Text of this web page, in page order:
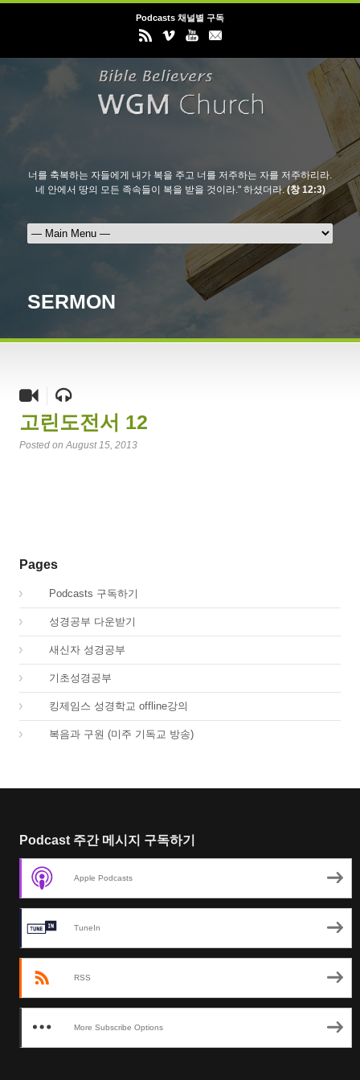
Podcasts 채널별 구독
너를 축복하는 자들에게 내가 복을 주고 너를 저주하는 자를 저주하리라.
네 안에서 땅의 모든 족속들이 복을 받을 것이라." 하셨더라.(창 12:3)
SERMON
고린도전서 12
Posted on August 15, 2013
Pages
Podcasts 구독하기
성경공부 다운받기
새신자 성경공부
기초성경공부
킹제임스 성경학교 offline강의
복음과 구원 (미주 기독교 방송)
Podcast 주간 메시지 구독하기
Apple Podcasts
TuneIn
RSS
More Subscribe Options